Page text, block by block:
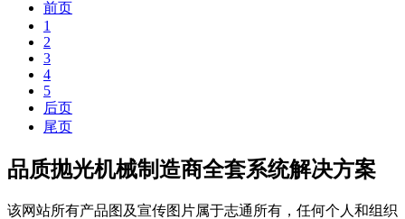
前页
1
2
3
4
5
后页
尾页
品质抛光机械制造商全套系统解决方案
该网站所有产品图及宣传图片属于志通所有，任何个人和组织